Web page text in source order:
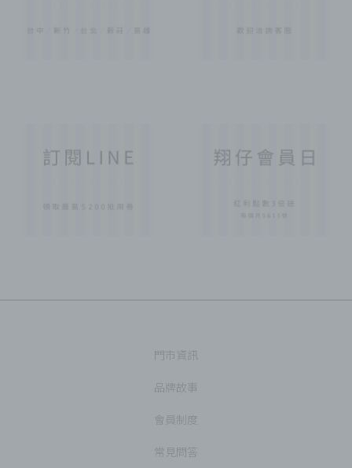
門市資訊
品牌故事
會員制度
常見問答